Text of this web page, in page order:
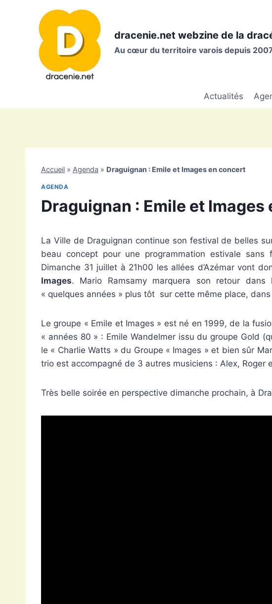
dracenie.net webzine de la
Au cœur du territoire varois depuis
Actualités
Accueil » Agenda » Draguignan : Emile et Images en concert
AGENDA
Draguignan : Emile et
La Ville de Draguignan continue son festival de belles
beau concept pour une programmation estivale
Dimanche 31 juillet à 21h00 les allées d’Azémar vont
Images. Mario Ramsamy marquera son retour
« quelques années » plus tôt sur cette même place,
Le groupe « Emile et Images » est né en 1999, de la
« années 80 » : Emile Wandelmer issu du groupe Gold
le « Charlie Watts » du Groupe « Images » et bien sûr
trio est accompagné de 3 autres musiciens : Alex, Roger
Très belle soirée en perspective dimanche prochain, à